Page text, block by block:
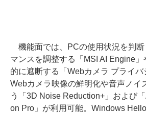
機能面では、PCの使用状況を判断
マンスを調整する「MSI AI Engine
的に遮断する「Webカメラ プライバ
Webカメラ映像の鮮明化や音声ノイ
う「3D Noise Reduction+」および
on Pro」が利用可能。Windows Hello